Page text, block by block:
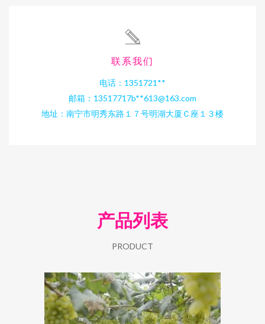
联系我们
电话：1351721**
邮箱：13517717b**613@163.com
地址：南宁市明秀东路１７号明湖大厦Ｃ座１３楼
产品列表
PRODUCT